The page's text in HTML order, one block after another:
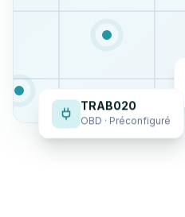
TRAB020
OBD · Préconfiguré